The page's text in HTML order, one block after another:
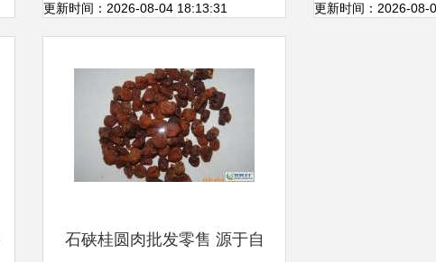
更新时间：2026-08-04 18:13:31 更新时间：2026-08-
石硖桂圆肉批发零售 源于自